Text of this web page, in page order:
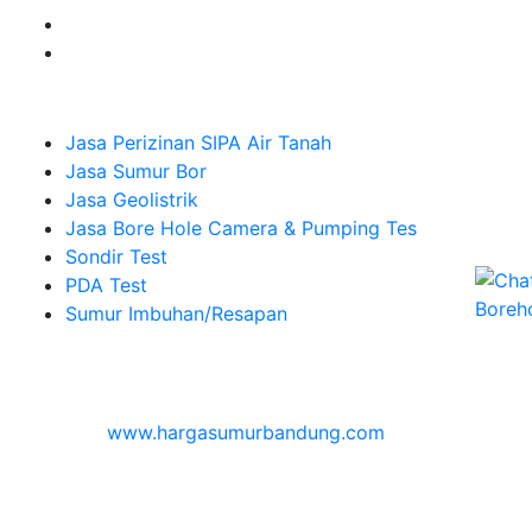
Jasa Perizinan SIPA Air Tanah
Jasa Sumur Bor
Jasa Geolistrik
Jasa Bore Hole Camera & Pumping Tes
Sondir Test
PDA Test
Sumur Imbuhan/Resapan
www.hargasumurbandung.com